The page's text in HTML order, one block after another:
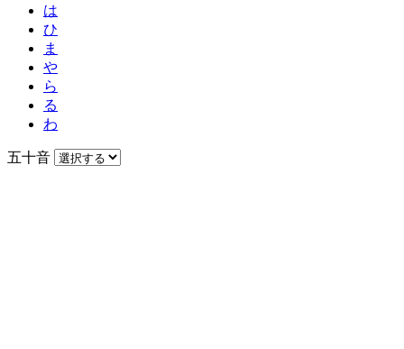
は
ひ
ま
や
ら
る
わ
五十音